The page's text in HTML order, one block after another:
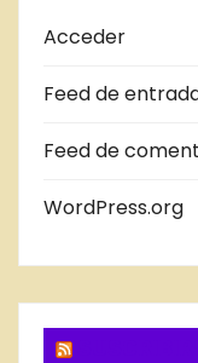
A
D
B
O
G
Acceder
Feed de
Feed de
WordPress.org